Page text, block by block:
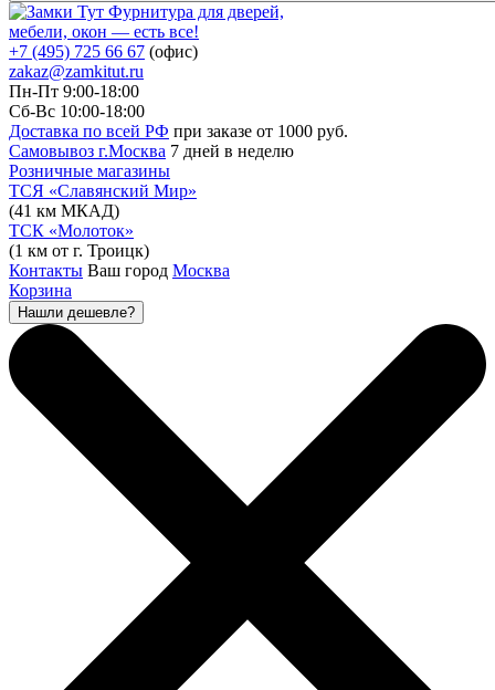
Фурнитура для дверей,
мебели, окон — есть все!
+7 (495) 725 66 67 (офис)
zakaz@zamkitut.ru
Пн-Пт 9:00-18:00
Сб-Вс 10:00-18:00
Доставка по всей РФ при заказе от 1000 руб.
Самовывоз г.Москва 7 дней в неделю
Розничные магазины
ТСЯ «Славянский Мир»
(41 км МКАД)
ТСК «Молоток»
(1 км от г. Троицк)
Контакты Ваш город Москва
Корзина
Нашли дешевле?